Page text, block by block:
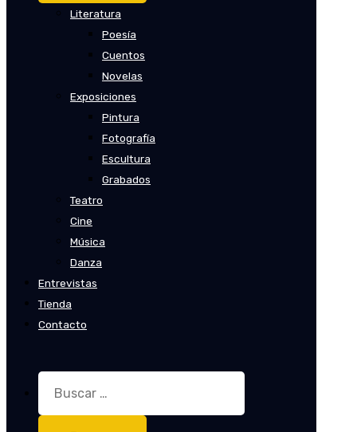
Literatura
Poesía
Cuentos
Novelas
Exposiciones
Pintura
Fotografía
Escultura
Grabados
Teatro
Cine
Música
Danza
Entrevistas
Tienda
Contacto
Buscar: